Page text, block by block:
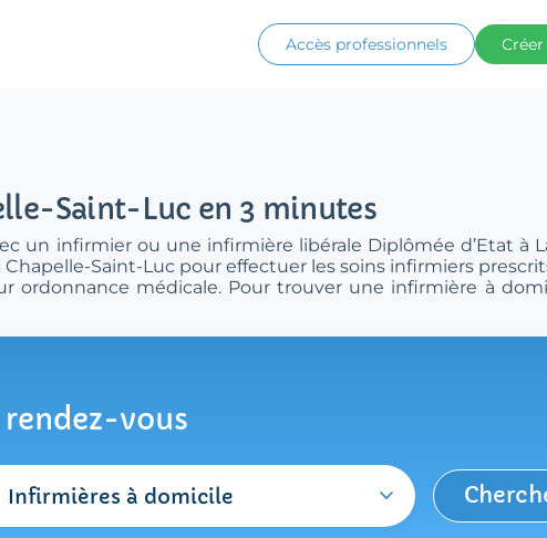
Accès professionnels
Saint-Luc en 3 minutes
infirmier ou une infirmière libérale Diplômée d’Etat à
Saint-Luc pour effectuer les soins infirmiers
ordonnance médicale. Pour trouver une infirmière à
vous
Infirmières à domicile